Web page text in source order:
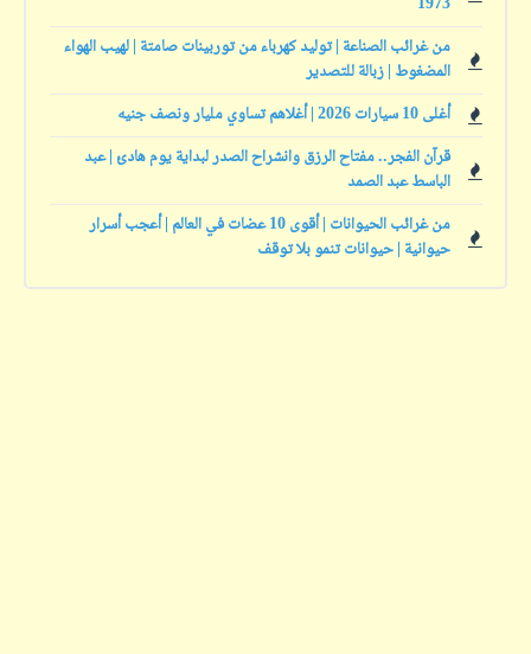
من غرائب الصناعة | توليد كهرباء من توربينات صامتة | لهيب الهواء
المضغوط | زبالة للتصدير
أغلى 10 سيارات 2026 | أغلاهم تساوي مليار ونصف جنيه
قرآن الفجر.. مفتاح الرزق وانشراح الصدر لبداية يوم هادئ | عبد
الباسط عبد الصمد
من غرائب الحيوانات | أقوى 10 عضات في العالم | أعجب أسرار
حيوانية | حيوانات تنمو بلا توقف